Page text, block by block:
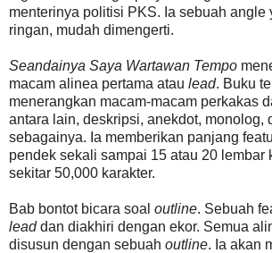
menterinya politisi PKS. Ia sebuah angle
ringan, mudah dimengerti.
Seandainya Saya Wartawan Tempo
macam alinea pertama atau lead. Buku
menerangkan macam-macam perkakas
antara lain, deskripsi, anekdot, monolog,
sebagainya. Ia memberikan panjang
pendek sekali sampai 15 atau 20 lembar
sekitar 50,000 karakter.
Bab bontot bicara soal outline. Sebuah
leaddan diakhiri dengan ekor. Semua
disusun dengan sebuah outline. Ia akan